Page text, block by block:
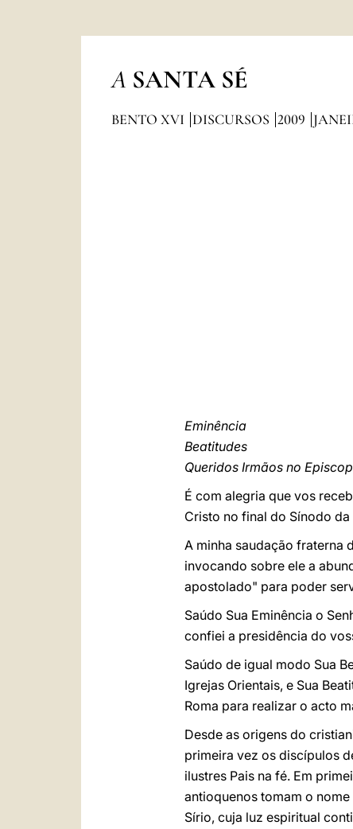
A SANTA SÉ
BENTO XVI DISCURSOS 2009
Eminência
Beatitudes
Queridos Irmãos no
É com alegria que vos
Cristo no final do Sínodo
A minha saudação fraterna
invocando sobre ele a
apostolado" para poder
Saúdo Sua Eminência o
confiei a presidência do
Saúdo de igual modo Sua
Igrejas Orientais, e Sua
Roma para realizar o acto
Desde as origens do
primeira vez os discípulos
ilustres Pais na fé. Em
antioquenos tomam o
Sírio, cuja luz espiritual